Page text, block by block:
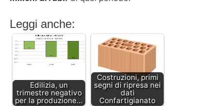
Leggi anche:
Edilizia, un
trimestre negativo
per la produzione…
Costruzioni, primi
segni di ripresa nei
dati
Confartigianato